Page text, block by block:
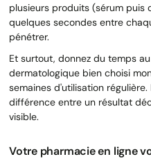
plusieurs produits (sérum puis
quelques secondes entre
pénétrer.
Et surtout, donnez du temps
dermatologique bien choisi
semaines d'utilisation
différence entre un résultat
visible.
Votre pharmacie en ligne